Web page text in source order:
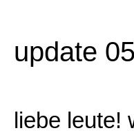
update
liebe